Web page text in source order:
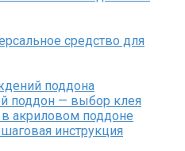
средство для
поддона
поддон — выбор клея
акриловом поддоне
инструкция